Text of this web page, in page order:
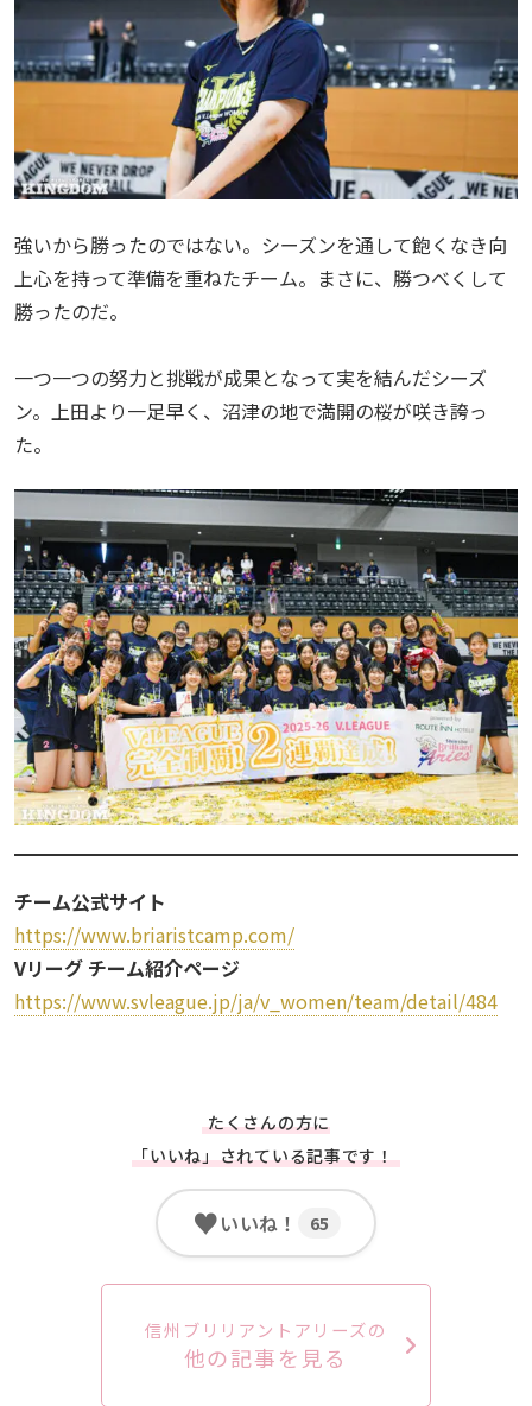
強いから勝ったのではない。シーズンを通して飽くなき向
上心を持って準備を重ねたチーム。まさに、勝つべくして
勝ったのだ。
一つ一つの努力と挑戦が成果となって実を結んだシーズ
ン。上田より一足早く、沼津の地で満開の桜が咲き誇っ
た。
チーム公式サイト
https://www.briaristcamp.com/
Vリーグ チーム紹介ページ
https://www.svleague.jp/ja/v_women/team/detail/484
たくさんの方に
「いいね」されている記事です！
♥いいね！ 65
信州ブリリアントアリーズの
他の記事を見る